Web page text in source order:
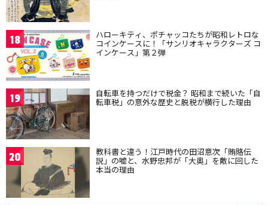
18 ハローキティ、ポチャッコたちが昭和レトロな
コインケースに！「サンリオキャラクターズ コ
インケース」第２弾
19 自転車を持つだけで税金？ 昭和まで続いた「自
転車税」の意外な歴史と脱税が横行した理由
20 教科書と違う！江戸時代の田沼意次「賄賂伝
説」の嘘と、水野忠邦が「大奥」を敵に回した
本当の理由